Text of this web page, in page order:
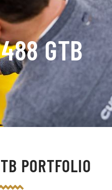
GTB
PORTFOLIO